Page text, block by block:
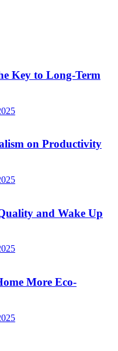
Key to Long-Term
on Productivity
and Wake Up
More Eco-